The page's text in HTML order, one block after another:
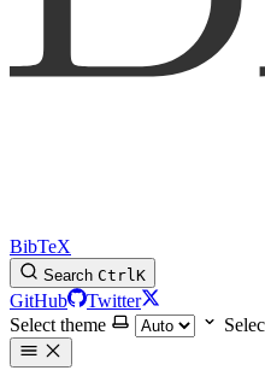
BibTeX
Search CtrlK
GitHub
Twitter
Select theme